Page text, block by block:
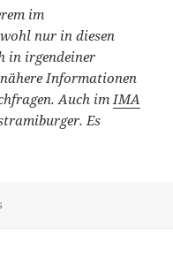
im
nur in diesen
in irgendeiner
Informationen
Auch im IMA
Es